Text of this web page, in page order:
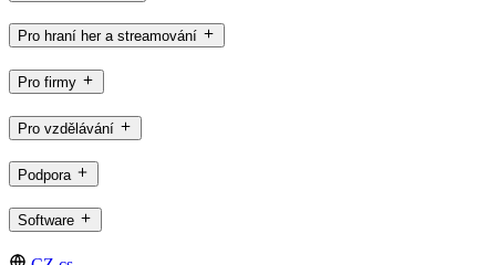
Pro hraní her a streamování
Pro firmy
Pro vzdělávání
Podpora
Software